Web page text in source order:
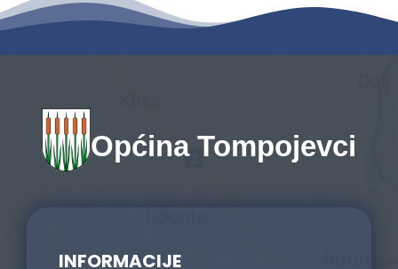
Općina Tompojevci
INFORMACIJE